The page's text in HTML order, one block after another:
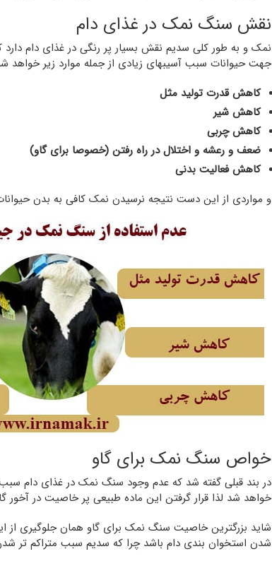
نقش سنگ نمک در غذای دام
نمک و به طور کلی سدیم نقش بسیار پر رنگی در غذای دام
جهت حیوانات سبب آسیبهای زیادی از جمله موارد زیر خواهد
کاهش قدرت تولید مثل
کاهش شیر
کاهش چربی
ضعف و رعشه و اختلال در راه رفتن (خصوصا برای گاو)
کاهش فعالیت بدنی
و مواردی از این دست نتیجه نرسیدن نمک کافی به بدن
خواص سنگ نمک برای گاو
در بند قبلی گفته شد که عدم وجود سنگ نمک در غذای دام
خواهد شد لذا قرار گرفتن این ماده طبیعی پر خاصیت در
شاید بزرگترین خاصیت سنگ نمک برای گاو همان جلوگیری
شدن استخوان بندی دام باشد چرا که سدیم سبب متراکم تر